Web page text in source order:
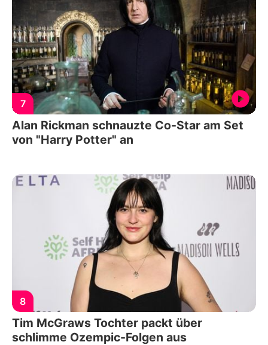
7
Alan Rickman schnauzte Co-Star am Set
von "Harry Potter" an
8
Tim McGraws Tochter packt über
schlimme Ozempic-Folgen aus